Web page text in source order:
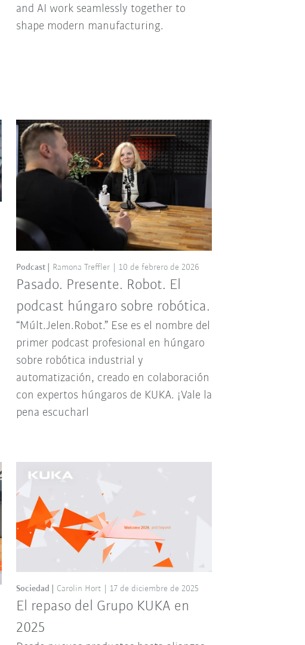
and AI work seamlessly together to
shape modern manufacturing.
Pasado. Presente. Robot. El
podcast húngaro sobre robótica.
Podcast Ramona Treffler 10 de febrero de 2026
“Múlt.Jelen.Robot.” Ese es el nombre del
primer podcast profesional en húngaro
sobre robótica industrial y
automatización, creado en colaboración
con expertos húngaros de KUKA. ¡Vale la
pena escucharl
El repaso del Grupo KUKA en
2025
Sociedad Carolin Hort 17 de diciembre de 2025